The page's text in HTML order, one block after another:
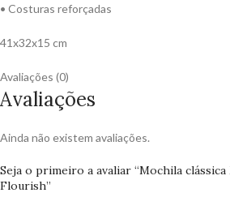
• Costuras reforçadas
41x32x15 cm
Avaliações (0)
Avaliações
Ainda não existem avaliações.
Seja o primeiro a avaliar “Mochila
Flourish”